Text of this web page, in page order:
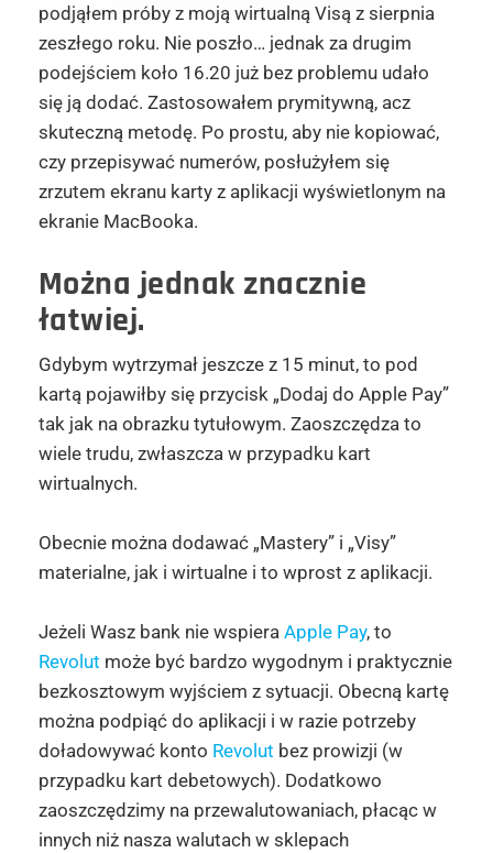
podjąłem próby z moją wirtualną Visą z sierpnia
zeszłego roku. Nie poszło… jednak za drugim
podejściem koło 16.20 już bez problemu udało
się ją dodać. Zastosowałem prymitywną, acz
skuteczną metodę. Po prostu, aby nie kopiować,
czy przepisywać numerów, posłużyłem się
zrzutem ekranu karty z aplikacji wyświetlonym na
ekranie MacBooka.
Można jednak znacznie
łatwiej.
Gdybym wytrzymał jeszcze z 15 minut, to pod
kartą pojawiłby się przycisk „Dodaj do Apple Pay”
tak jak na obrazku tytułowym. Zaoszczędza to
wiele trudu, zwłaszcza w przypadku kart
wirtualnych.
Obecnie można dodawać „Mastery” i „Visy”
materialne, jak i wirtualne i to wprost z aplikacji.
Jeżeli Wasz bank nie wspiera Apple Pay, to
Revolut może być bardzo wygodnym i praktycznie
bezkosztowym wyjściem z sytuacji. Obecną kartę
można podpiąć do aplikacji i w razie potrzeby
doładowywać konto Revolut bez prowizji (w
przypadku kart debetowych). Dodatkowo
zaoszczędzimy na przewalutowaniach, płacąc w
innych niż nasza walutach w sklepach